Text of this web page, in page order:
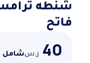
شنطه
فاتح
40 ر.سشامل